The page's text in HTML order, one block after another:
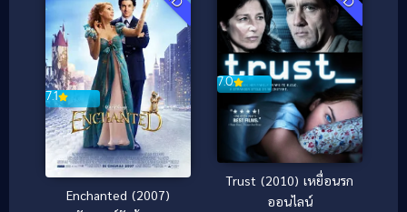
7.1
Enchanted (2007)
7.0
Trust (2010) เหยื่อนรก
ออนไลน์